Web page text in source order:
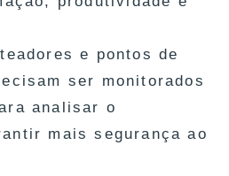
e pontos de
ser monitorados
analisar o
mais segurança ao